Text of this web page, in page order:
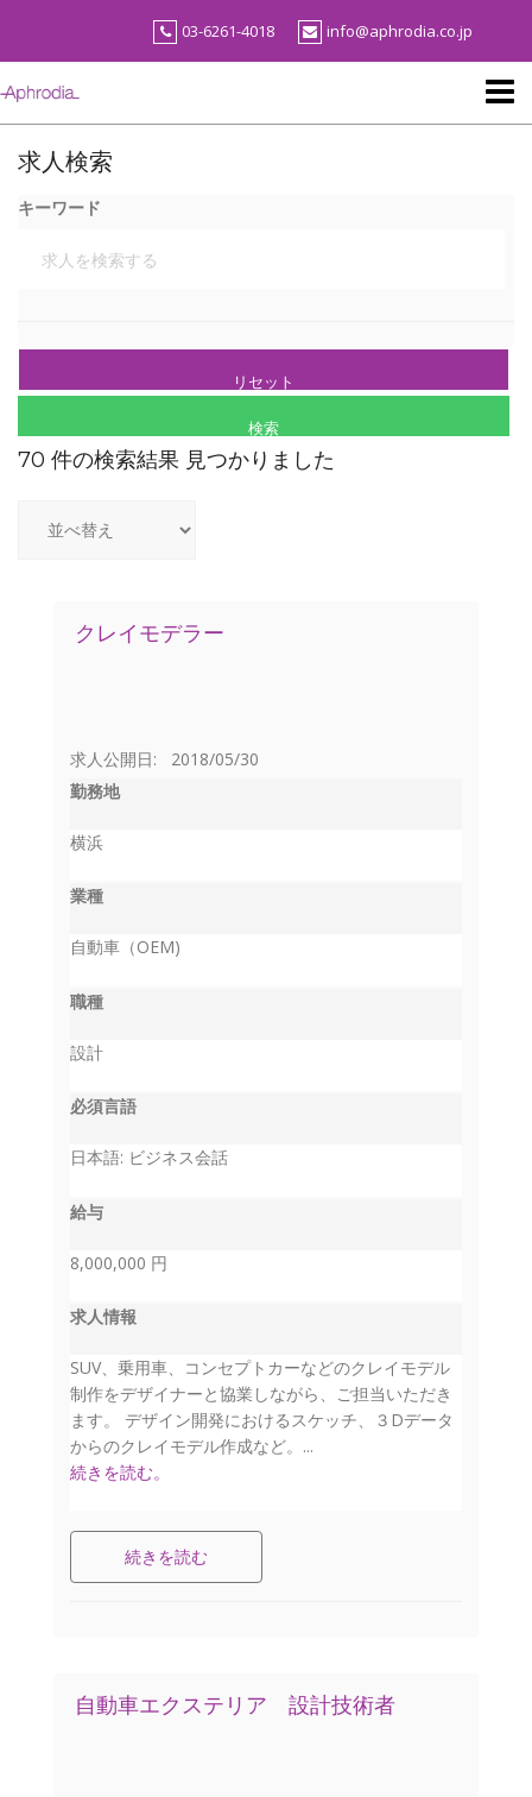
content
03-6261-4018 info@aphrodia.co.jp
求人検索
キーワード
70 件の検索結果 見つかりました
クレイモデラー
求人公開日: 2018/05/30
勤務地
横浜
業種
自動車（OEM)
職種
設計
必須言語
日本語: ビジネス会話
給与
8,000,000 円
求人情報
SUV、乗用車、コンセプトカーなどのクレイモデル
制作をデザイナーと協業しながら、ご担当いただき
ます。 デザイン開発におけるスケッチ、３Dデータ
からのクレイモデル作成など。...
続きを読む。
続きを読む
自動車エクステリア 設計技術者